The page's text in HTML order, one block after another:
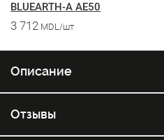
BLUEARTH-A AE50
3 712 MDL/шт
Описание
Отзывы